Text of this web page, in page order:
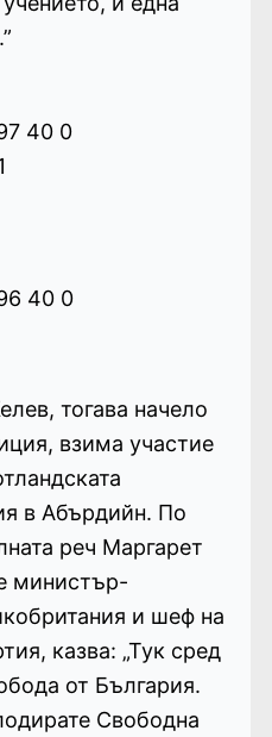
тогава начело
взима участие
в Абърдийн. По
реч Маргарет
министър-
и шеф на
казва: „Тук сред
от България.
Свободна